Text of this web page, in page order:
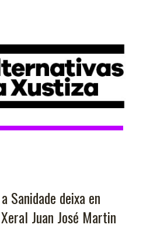
Sanidade deixa en
Juan José Martin